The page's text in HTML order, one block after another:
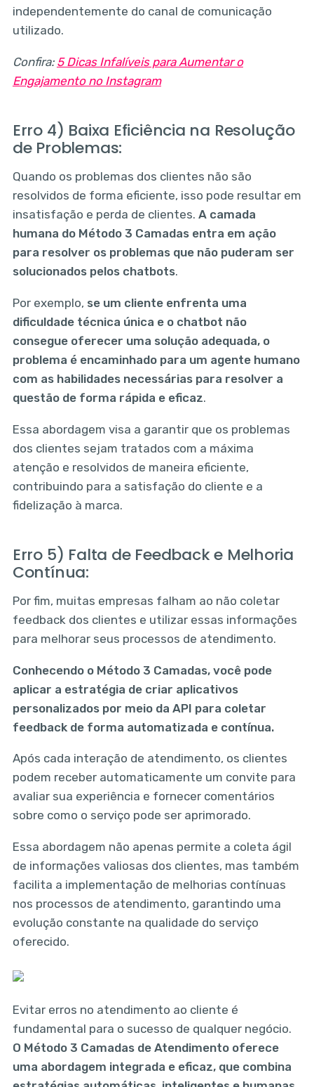
independentemente do canal de comunicação
utilizado.
Confira: 5 Dicas Infalíveis para Aumentar o
Engajamento no Instagram
Erro 4) Baixa Eficiência na Resolução
de Problemas:
Quando os problemas dos clientes não são
resolvidos de forma eficiente, isso pode resultar em
insatisfação e perda de clientes. A camada
humana do Método 3 Camadas entra em ação
para resolver os problemas que não puderam ser
solucionados pelos chatbots.
Por exemplo, se um cliente enfrenta uma
dificuldade técnica única e o chatbot não
consegue oferecer uma solução adequada, o
problema é encaminhado para um agente humano
com as habilidades necessárias para resolver a
questão de forma rápida e eficaz.
Essa abordagem visa a garantir que os problemas
dos clientes sejam tratados com a máxima
atenção e resolvidos de maneira eficiente,
contribuindo para a satisfação do cliente e a
fidelização à marca.
Erro 5) Falta de Feedback e Melhoria
Contínua:
Por fim, muitas empresas falham ao não coletar
feedback dos clientes e utilizar essas informações
para melhorar seus processos de atendimento.
Conhecendo o Método 3 Camadas, você pode
aplicar a estratégia de criar aplicativos
personalizados por meio da API para coletar
feedback de forma automatizada e contínua.
Após cada interação de atendimento, os clientes
podem receber automaticamente um convite para
avaliar sua experiência e fornecer comentários
sobre como o serviço pode ser aprimorado.
Essa abordagem não apenas permite a coleta ágil
de informações valiosas dos clientes, mas também
facilita a implementação de melhorias contínuas
nos processos de atendimento, garantindo uma
evolução constante na qualidade do serviço
oferecido.
Evitar erros no atendimento ao cliente é
fundamental para o sucesso de qualquer negócio.
O Método 3 Camadas de Atendimento oferece
uma abordagem integrada e eficaz, que combina